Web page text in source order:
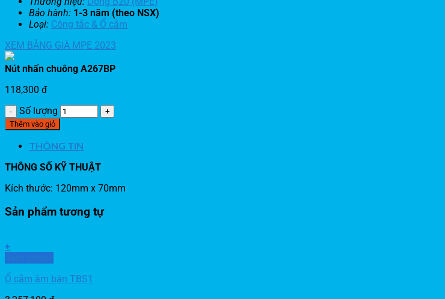
Bảo hành: 1-3 năm (theo NSX)
Loại: Công tắc & Ổ cắm
XEM BẢNG GIÁ MPE 2023
Nút nhấn chuông A267BP
118,300 đ
Số lượng
Thêm vào giỏ
THÔNG TIN
THÔNG SỐ KỸ THUẬT
Kích thước: 120mm x 70mm
Sản phẩm tương tự
+
Ổ cắm âm bàn TBS1